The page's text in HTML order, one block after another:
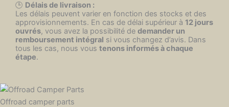
🕒 Délais de livraison :
Les délais peuvent varier en fonction des stocks et des
approvisionnements. En cas de délai supérieur à 12 jours
ouvrés, vous avez la possibilité de demander un
remboursement intégral si vous changez d’avis. Dans
tous les cas, nous vous tenons informés à chaque
étape.
Offroad camper parts